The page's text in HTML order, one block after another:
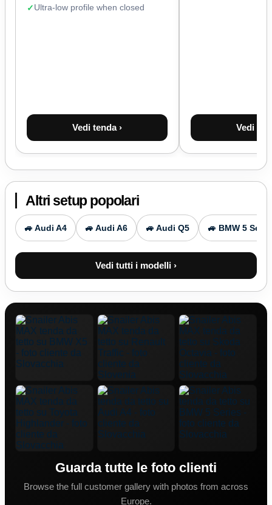
Ultra-low profile when closed
Vedi tenda › Vedi
Altri setup popolari
🚙 Audi A4 🚙 Audi A6 🚙 Audi Q5 🚙 BMW 5
Vedi tutti i modelli ›
Guarda tutte le foto clienti
Browse the full customer gallery with photos from across
Europe.